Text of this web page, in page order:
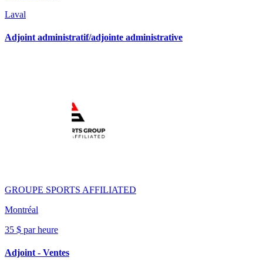
Laval
Adjoint administratif/adjointe administrative
GROUPE SPORTS AFFILIATED
Montréal
35 $ par heure
Adjoint - Ventes